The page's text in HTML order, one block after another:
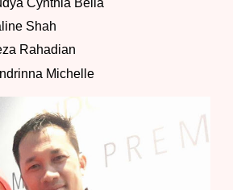
Cynthia Bella
Shah
Rahadian
Michelle